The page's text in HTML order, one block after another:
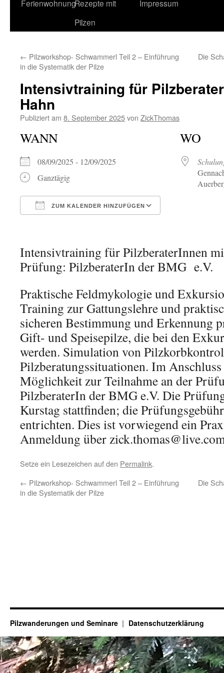
FerienwohnungRezepte mit
Pilzen
Impressum
← Pilzworkshop- Schwammerl Teil 2 – Einführung
in die Systematik der Pilze
Die
Intensivtraining für
Hahn
Publiziert am 8. September 2025von ZickThomas
WANN
08/09/2025 - 12/09/2025
Ganztägig
ZUM KALENDER HINZUFÜGEN
WO
Intensivtraining für PilzberaterInnen
Prüfung: PilzberaterIn der BMG e.V.
Praktische Feldmykologie und
Training zur Gattungslehre und
sicheren Bestimmung und Erkennung
Gift- und Speisepilze, die bei den
werden. Simulation von
Pilzberatungssituationen. Im
Möglichkeit zur Teilnahme an der
PilzberaterIn der BMG e.V. Die
Kurstag stattfinden; die
entrichten. Dies ist vorwiegend ein
Anmeldung über
Setze ein Lesezeichen auf den Permalink.
← Pilzworkshop- Schwammerl Teil 2 – Einführung
in die Systematik der Pilze
Die
Pilzwanderungen und Seminare Datenschutzerklärung